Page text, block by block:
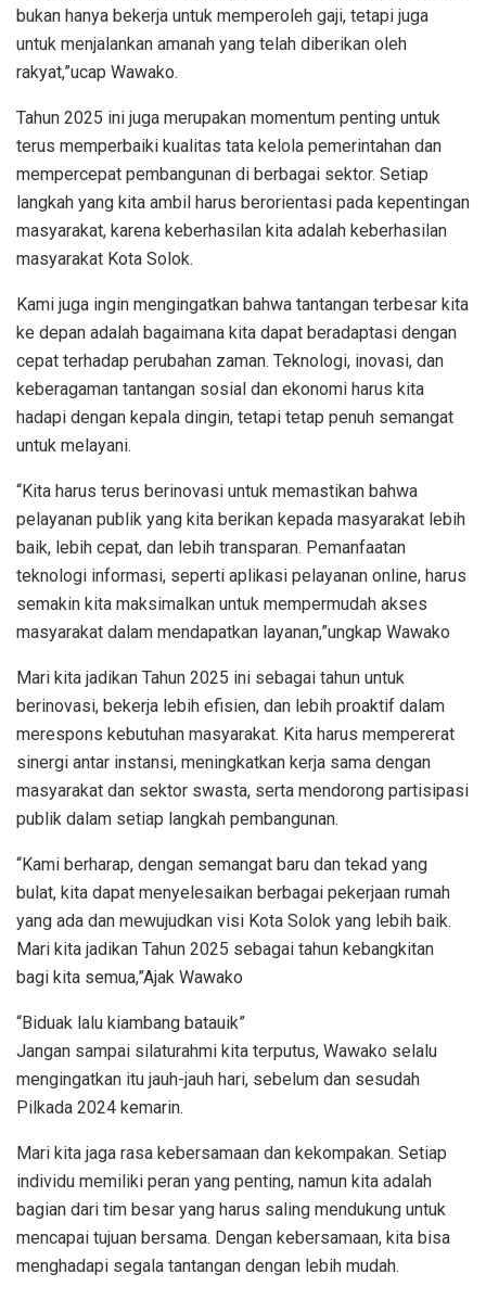
bukan hanya bekerja untuk memperoleh gaji, tetapi juga
untuk menjalankan amanah yang telah diberikan oleh
rakyat,”ucap Wawako.
Tahun 2025 ini juga merupakan momentum penting untuk
terus memperbaiki kualitas tata kelola pemerintahan dan
mempercepat pembangunan di berbagai sektor. Setiap
langkah yang kita ambil harus berorientasi pada kepentingan
masyarakat, karena keberhasilan kita adalah keberhasilan
masyarakat Kota Solok.
Kami juga ingin mengingatkan bahwa tantangan terbesar kita
ke depan adalah bagaimana kita dapat beradaptasi dengan
cepat terhadap perubahan zaman. Teknologi, inovasi, dan
keberagaman tantangan sosial dan ekonomi harus kita
hadapi dengan kepala dingin, tetapi tetap penuh semangat
untuk melayani.
“Kita harus terus berinovasi untuk memastikan bahwa
pelayanan publik yang kita berikan kepada masyarakat lebih
baik, lebih cepat, dan lebih transparan. Pemanfaatan
teknologi informasi, seperti aplikasi pelayanan online, harus
semakin kita maksimalkan untuk mempermudah akses
masyarakat dalam mendapatkan layanan,”ungkap Wawako
Mari kita jadikan Tahun 2025 ini sebagai tahun untuk
berinovasi, bekerja lebih efisien, dan lebih proaktif dalam
merespons kebutuhan masyarakat. Kita harus mempererat
sinergi antar instansi, meningkatkan kerja sama dengan
masyarakat dan sektor swasta, serta mendorong partisipasi
publik dalam setiap langkah pembangunan.
“Kami berharap, dengan semangat baru dan tekad yang
bulat, kita dapat menyelesaikan berbagai pekerjaan rumah
yang ada dan mewujudkan visi Kota Solok yang lebih baik.
Mari kita jadikan Tahun 2025 sebagai tahun kebangkitan
bagi kita semua,”Ajak Wawako
“Biduak lalu kiambang batauik”
Jangan sampai silaturahmi kita terputus, Wawako selalu
mengingatkan itu jauh-jauh hari, sebelum dan sesudah
Pilkada 2024 kemarin.
Mari kita jaga rasa kebersamaan dan kekompakan. Setiap
individu memiliki peran yang penting, namun kita adalah
bagian dari tim besar yang harus saling mendukung untuk
mencapai tujuan bersama. Dengan kebersamaan, kita bisa
menghadapi segala tantangan dengan lebih mudah.